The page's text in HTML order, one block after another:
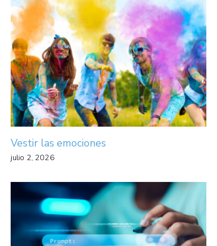
Vestir las emociones
julio 2, 2026